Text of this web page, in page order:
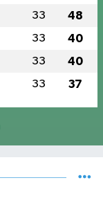
33 48
33 40
33 40
33 37